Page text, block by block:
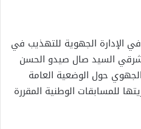
الإدارة الجهوية للتهذيب في
السيد صال صيدو الحسن
حول الوضعية العامة
للمسابقات الوطنية المقررة